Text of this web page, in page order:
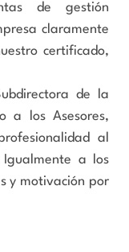
de gestión
claramente
certificado,
de la
a los Asesores,
al
a los
y motivación por